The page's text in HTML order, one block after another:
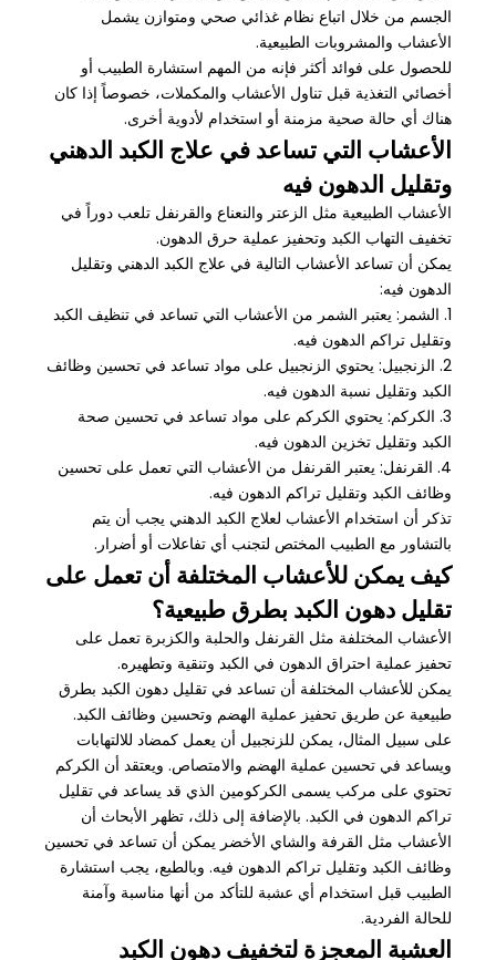
الجسم من خلال اتباع نظام غذائي صحي ومتوازن يشمل
الأعشاب والمشروبات الطبيعية.
للحصول على فوائد أكثر فإنه من المهم استشارة الطبيب أو
أخصائي التغذية قبل تناول الأعشاب والمكملات، خصوصاً إذا كان
هناك أي حالة صحية مزمنة أو استخدام لأدوية أخرى.
الأعشاب التي تساعد في علاج الكبد الدهني
وتقليل الدهون فيه
الأعشاب الطبيعية مثل الزعتر والنعناع والقرنفل تلعب دوراً في
تخفيف التهاب الكبد وتحفيز عملية حرق الدهون.
يمكن أن تساعد الأعشاب التالية في علاج الكبد الدهني وتقليل
الدهون فيه:
1. الشمر: يعتبر الشمر من الأعشاب التي تساعد في تنظيف الكبد
وتقليل تراكم الدهون فيه.
2. الزنجبيل: يحتوي الزنجبيل على مواد تساعد في تحسين وظائف
الكبد وتقليل نسبة الدهون فيه.
3. الكركم: يحتوي الكركم على مواد تساعد في تحسين صحة
الكبد وتقليل تخزين الدهون فيه.
4. القرنفل: يعتبر القرنفل من الأعشاب التي تعمل على تحسين
وظائف الكبد وتقليل تراكم الدهون فيه.
تذكر أن استخدام الأعشاب لعلاج الكبد الدهني يجب أن يتم
بالتشاور مع الطبيب المختص لتجنب أي تفاعلات أو أضرار.
كيف يمكن للأعشاب المختلفة أن تعمل على
تقليل دهون الكبد بطرق طبيعية؟
الأعشاب المختلفة مثل القرنفل والحلبة والكزبرة تعمل على
تحفيز عملية احتراق الدهون في الكبد وتنقية وتطهيره.
يمكن للأعشاب المختلفة أن تساعد في تقليل دهون الكبد بطرق
طبيعية عن طريق تحفيز عملية الهضم وتحسين وظائف الكبد.
على سبيل المثال، يمكن للزنجبيل أن يعمل كمضاد للالتهابات
ويساعد في تحسين عملية الهضم والامتصاص. ويعتقد أن الكركم
تحتوي على مركب يسمى الكركومين الذي قد يساعد في تقليل
تراكم الدهون في الكبد. بالإضافة إلى ذلك، تظهر الأبحاث أن
الأعشاب مثل القرفة والشاي الأخضر يمكن أن تساعد في تحسين
وظائف الكبد وتقليل تراكم الدهون فيه. وبالطبع، يجب استشارة
الطبيب قبل استخدام أي عشبة للتأكد من أنها مناسبة وآمنة
للحالة الفردية.
العشبة المعجزة لتخفيف دهون الكبد